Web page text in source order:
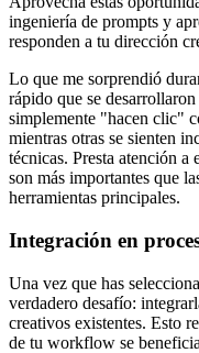
ingeniería de prompts y
responden a tu dirección
Lo que me sorprendió
rápido que se
simplemente "hacen clic"
mientras otras se sienten
técnicas. Presta atención
son más importantes que
herramientas principales.
Integración en
Una vez que has
verdadero desafío:
creativos existentes. Esto
de tu workflow se